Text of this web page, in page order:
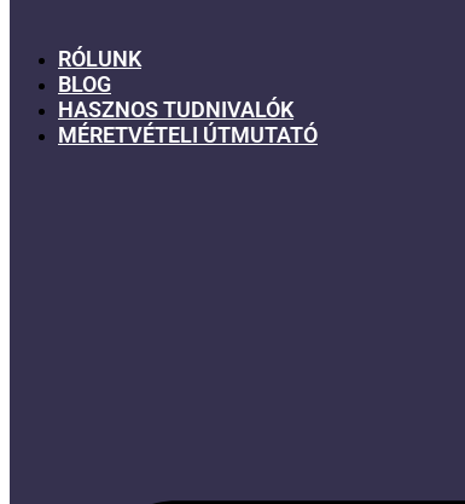
RÓLUNK
BLOG
HASZNOS TUDNIVALÓK
MÉRETVÉTELI ÚTMUTATÓ